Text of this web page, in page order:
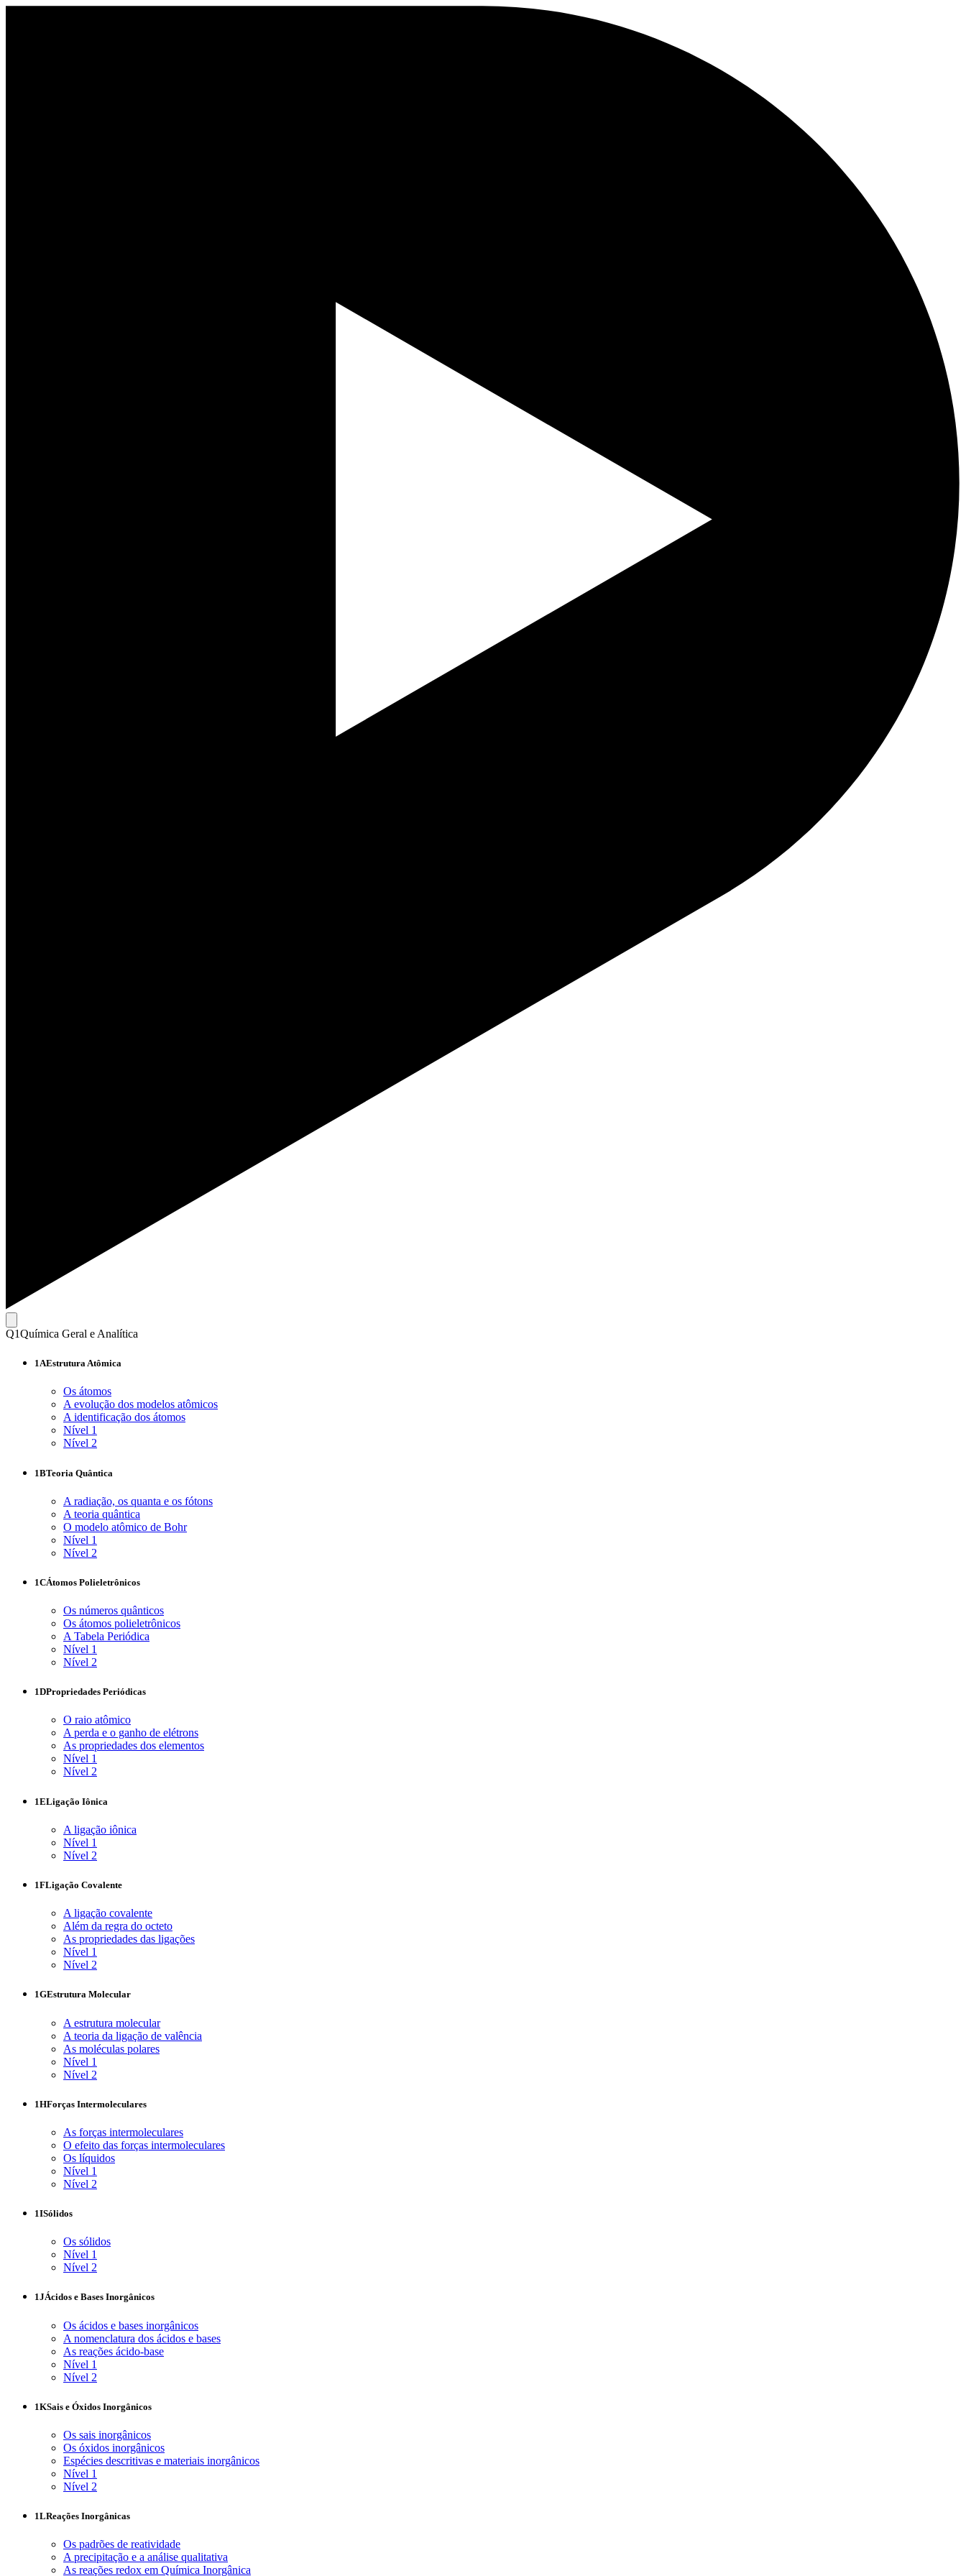
Q1Química Geral e Analítica
1AEstrutura Atômica
Os átomos
A evolução dos modelos atômicos
A identificação dos átomos
Nível 1
Nível 2
1BTeoria Quântica
A radiação, os quanta e os fótons
A teoria quântica
O modelo atômico de Bohr
Nível 1
Nível 2
1CÁtomos Polieletrônicos
Os números quânticos
Os átomos polieletrônicos
A Tabela Periódica
Nível 1
Nível 2
1DPropriedades Periódicas
O raio atômico
A perda e o ganho de elétrons
As propriedades dos elementos
Nível 1
Nível 2
1ELigação Iônica
A ligação iônica
Nível 1
Nível 2
1FLigação Covalente
A ligação covalente
Além da regra do octeto
As propriedades das ligações
Nível 1
Nível 2
1GEstrutura Molecular
A estrutura molecular
A teoria da ligação de valência
As moléculas polares
Nível 1
Nível 2
1HForças Intermoleculares
As forças intermoleculares
O efeito das forças intermoleculares
Os líquidos
Nível 1
Nível 2
1ISólidos
Os sólidos
Nível 1
Nível 2
1JÁcidos e Bases Inorgânicos
Os ácidos e bases inorgânicos
A nomenclatura dos ácidos e bases
As reações ácido-base
Nível 1
Nível 2
1KSais e Óxidos Inorgânicos
Os sais inorgânicos
Os óxidos inorgânicos
Espécies descritivas e materiais inorgânicos
Nível 1
Nível 2
1LReações Inorgânicas
Os padrões de reatividade
A precipitação e a análise qualitativa
As reações redox em Química Inorgânica